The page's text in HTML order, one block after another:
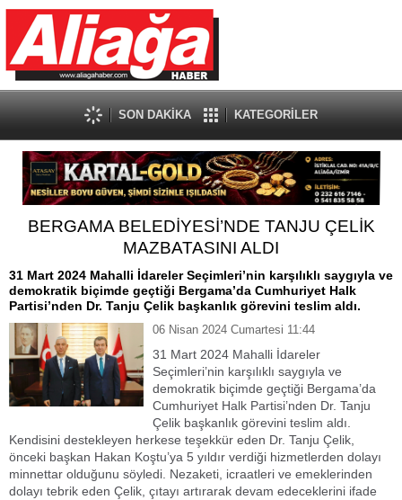
SON DAKİKA KATEGORİLER
BERGAMA BELEDİYESİ’NDE TANJU ÇELİK
MAZBATASINI ALDI
31 Mart 2024 Mahalli İdareler Seçimleri’nin karşılıklı saygıyla ve
demokratik biçimde geçtiği Bergama’da Cumhuriyet Halk
Partisi’nden Dr. Tanju Çelik başkanlık görevini teslim aldı.
06 Nisan 2024 Cumartesi 11:44
31 Mart 2024 Mahalli İdareler
Seçimleri’nin karşılıklı saygıyla ve
demokratik biçimde geçtiği Bergama’da
Cumhuriyet Halk Partisi’nden Dr. Tanju
Çelik başkanlık görevini teslim aldı.
Kendisini destekleyen herkese teşekkür eden Dr. Tanju Çelik,
önceki başkan Hakan Koştu’ya 5 yıldır verdiği hizmetlerden dolayı
minnettar olduğunu söyledi. Nezaketi, icraatleri ve emeklerinden
dolayı tebrik eden Çelik, çıtayı artırarak devam edeceklerini ifade